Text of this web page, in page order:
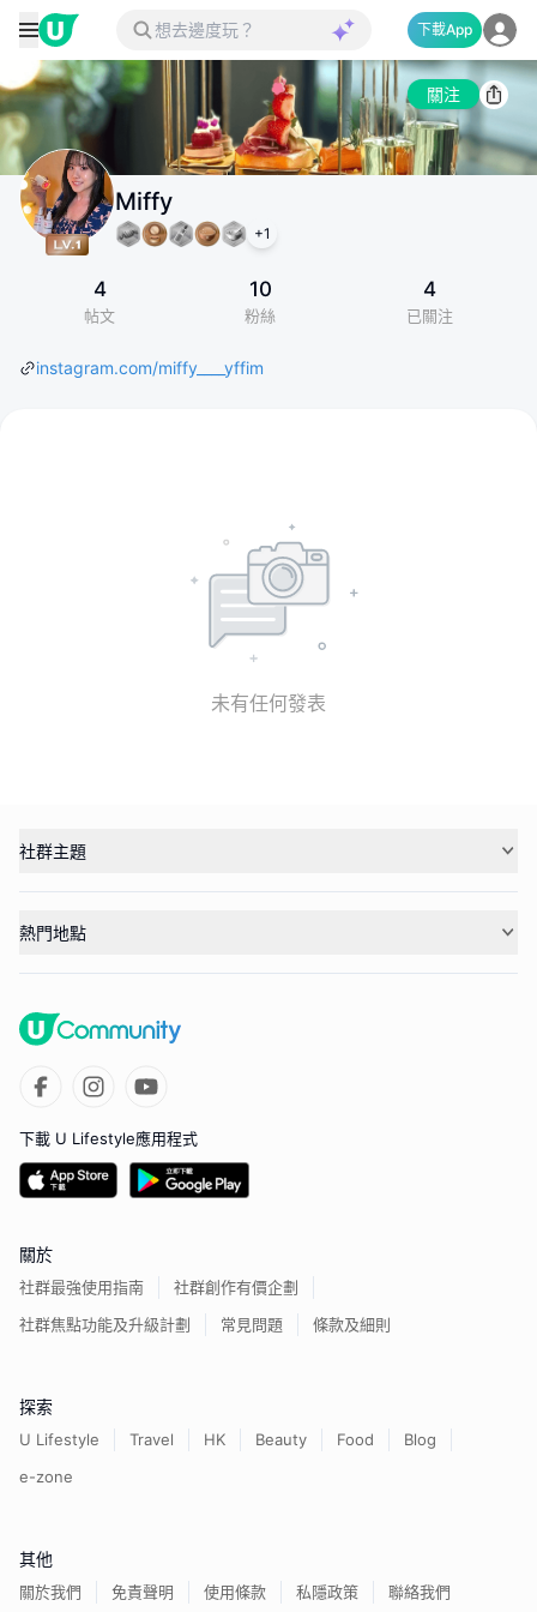
下載App
關注
Miffy
+1
4
帖文
10
粉絲
4
已關注
instagram.com/miffy____yffim
未有任何發表
社群主題
熱門地點
下載 U Lifestyle應用程式
關於
社群最強使用指南
社群創作有價企劃
社群焦點功能及升級計劃
常見問題 條款及細則
探索
U Lifestyle Travel HK Beauty Food
Blog
e-zone
其他
關於我們 免責聲明 使用條款 私隱政策 聯絡我們